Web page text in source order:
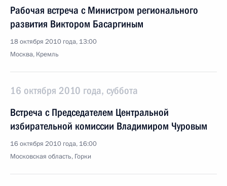
Рабочая встреча с Министром регионального
развития Виктором Басаргиным
18 октября 2010 года, 13:00
Москва, Кремль
16 октября 2010 года, суббота
Встреча с Председателем Центральной
избирательной комиссии Владимиром Чуровым
16 октября 2010 года, 16:00
Московская область, Горки